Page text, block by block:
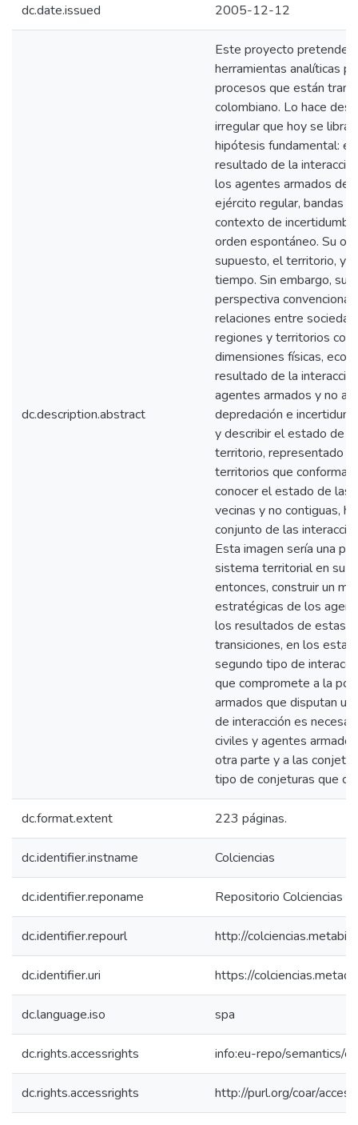
dc.date.issued 2005-12-12
dc.description.abstract
Este proyecto pretende
herramientas analíticas
procesos que están
colombiano. Lo hace
irregular que hoy se libra
hipótesis fundamental:
resultado de la
los agentes armados del
ejército regular, bandas
contexto de
orden espontáneo. Su
supuesto, el territorio, y
tiempo. Sin embargo, su
perspectiva
relaciones entre
regiones y territorios
dimensiones físicas,
resultado de la
agentes armados y no
depredación e
y describir el estado de
territorio, representado
territorios que
conocer el estado de las
vecinas y no contiguas,
conjunto de las
Esta imagen sería una
sistema territorial en su
entonces, construir un
estratégicas de los
los resultados de estas
transiciones, en los
segundo tipo de
que compromete a la
armados que disputan
de interacción es
civiles y agentes
otra parte y a las
tipo de conjeturas que
dc.format.extent 223 páginas.
dc.identifier.instname Colciencias
dc.identifier.reponame Repositorio Colciencias
dc.identifier.repourl http://
dc.identifier.uri https://
dc.language.iso spa
dc.rights.accessrights info:eu-repo/semantics/
dc.rights.accessrights http://purl.org/coar/